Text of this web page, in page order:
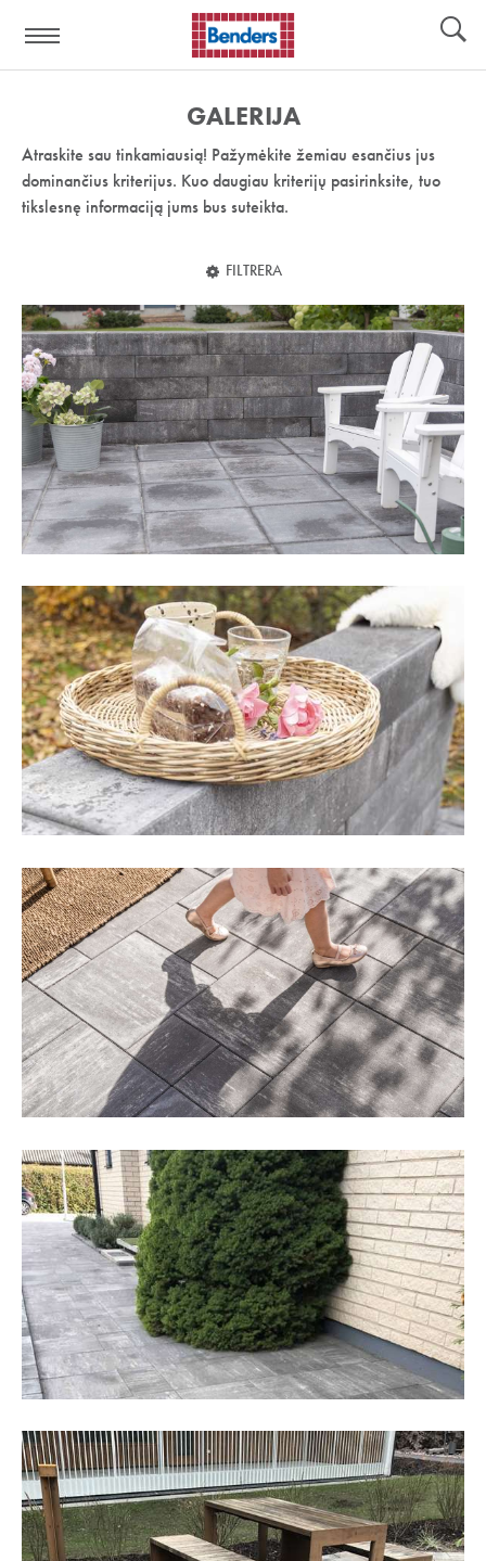
nuoroda:
GALERIJA
Atraskite sau tinkamiausią! Pažymėkite žemiau esančius jus
dominančius kriterijus. Kuo daugiau kriterijų pasirinksite, tuo
tikslesnę informaciją jums bus suteikta.
FILTRERA